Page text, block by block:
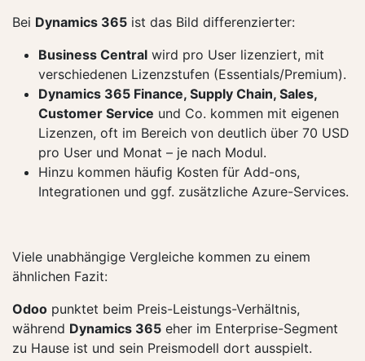
Bei Dynamics 365 ist das Bild differenzierter:
Business Central wird pro User lizenziert, mit
verschiedenen Lizenzstufen (Essentials/Premium).
Dynamics 365 Finance, Supply Chain, Sales,
Customer Service und Co. kommen mit eigenen
Lizenzen, oft im Bereich von deutlich über 70 USD
pro User und Monat – je nach Modul.
Hinzu kommen häufig Kosten für Add-ons,
Integrationen und ggf. zusätzliche Azure-Services.
Viele unabhängige Vergleiche kommen zu einem
ähnlichen Fazit:
Odoo punktet beim Preis-Leistungs-Verhältnis,
während Dynamics 365 eher im Enterprise-Segment
zu Hause ist und sein Preismodell dort ausspielt.